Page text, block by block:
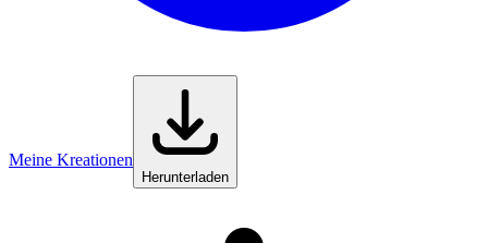
Meine Kreationen
Herunterladen